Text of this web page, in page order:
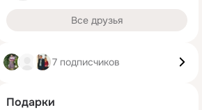
Все друзья
7 подписчиков
Подарки